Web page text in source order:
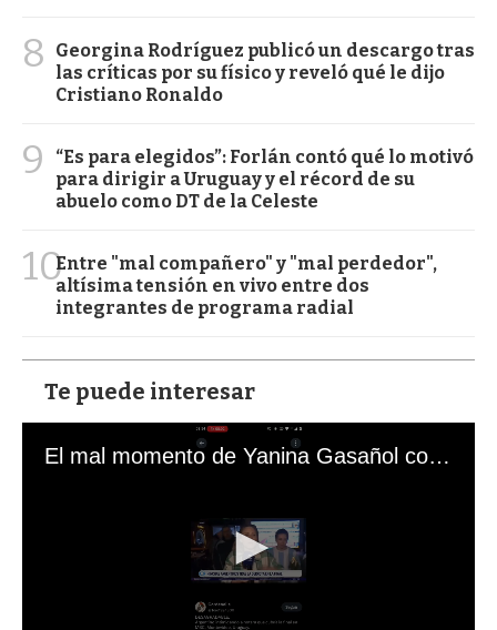
8
Georgina Rodríguez publicó un descargo tras
las críticas por su físico y reveló qué le dijo
Cristiano Ronaldo
9
“Es para elegidos”: Forlán contó qué lo motivó
para dirigir a Uruguay y el récord de su
abuelo como DT de la Celeste
10Entre "mal compañero" y "mal perdedor",
altísima tensión en vivo entre dos
integrantes de programa radial
Te puede interesar
El mal momento de Yanina Gasañol con un hincha argentino en "Subrayado"